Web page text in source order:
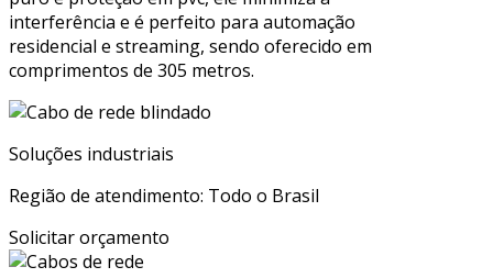
interferência e é perfeito para automação
residencial e streaming, sendo oferecido em
comprimentos de 305 metros.
Soluções industriais
Região de atendimento: Todo o Brasil
Solicitar orçamento